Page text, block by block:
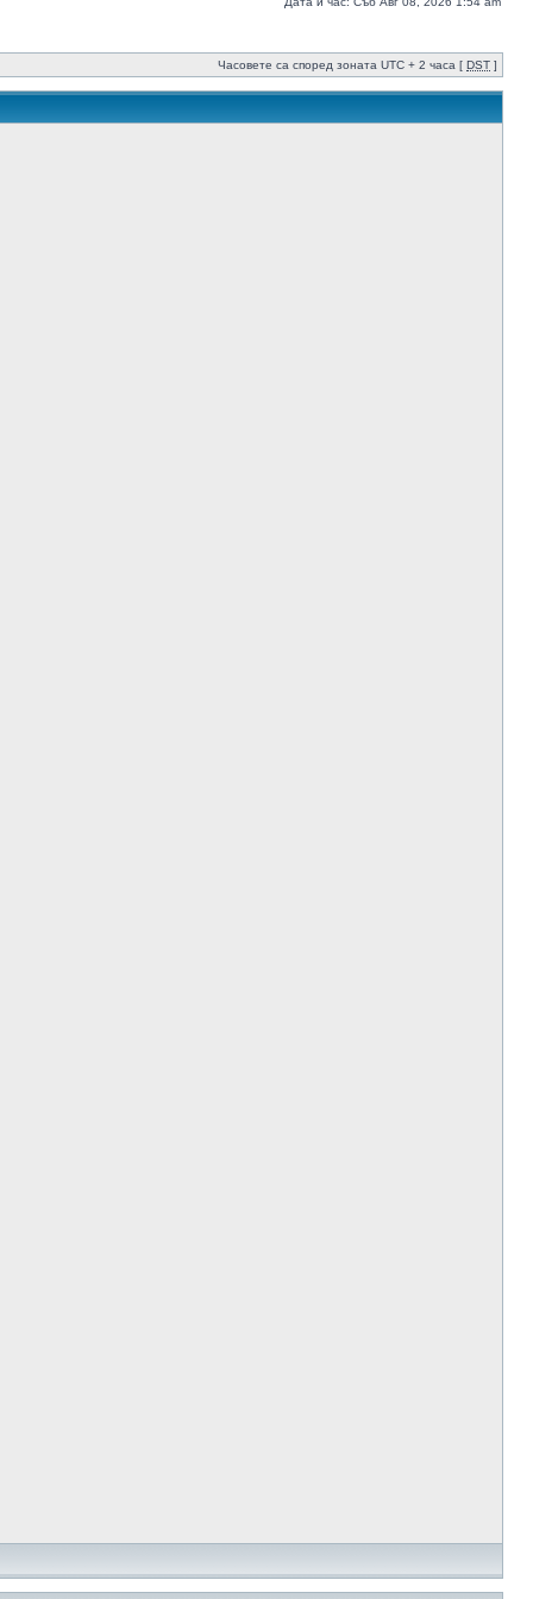
Часовете са според зоната UTC + 2 часа [ DST ]